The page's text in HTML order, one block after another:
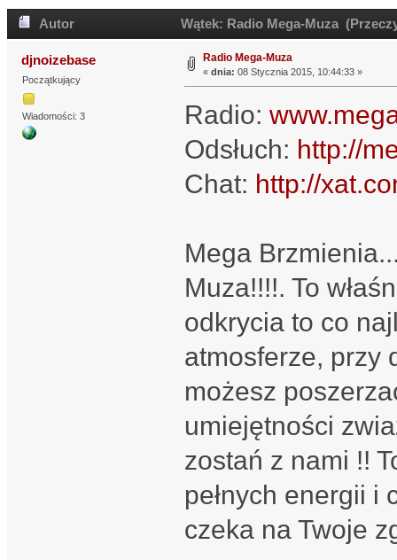
Autor Wątek: Radio Mega-Muza
djnoizebase
Początkujący
Wiadomości: 3
Radio Mega-Muza
« dnia: 08 Stycznia 2015, 10:44:33 »
Radio:
Odsłuch: http://
Chat: http://
Mega
Muza!!!!. To
odkrycia to co
atmosferze, przy
możesz
umiejętności
zostań z nami !!
pełnych energii i
czeka na Twoje